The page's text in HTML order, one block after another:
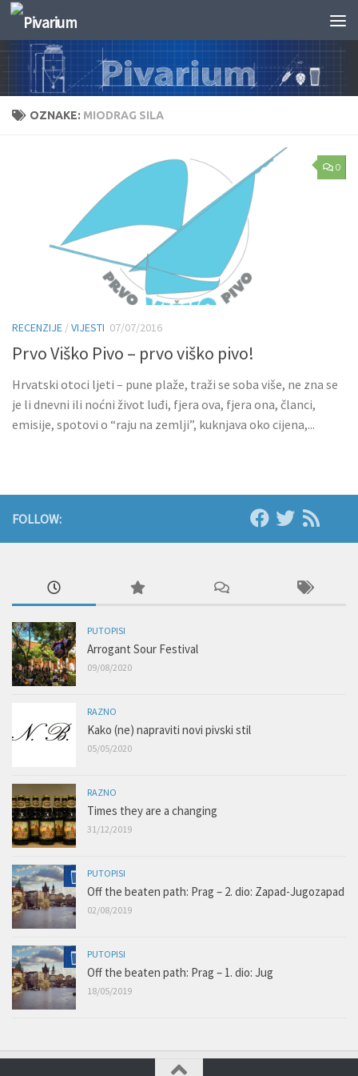
Skip to content
OZNAKE: MIODRAG SILA
0
RECENZIJE /VIJESTI 07/07/2016
Prvo Viško Pivo – prvo viško pivo!
Hrvatski otoci ljeti – pune plaže, traži se soba više, ne zna se
je li dnevni ili noćni život luđi, fjera ova, fjera ona, članci,
emisije, spotovi o “raju na zemlji”, kuknjava oko cijena,...
FOLLOW:
PUTOPISI
Arrogant Sour Festival
09/08/2020
RAZNO
Kako (ne) napraviti novi pivski stil
05/05/2020
RAZNO
Times they are a changing
31/12/2019
PUTOPISI
Off the beaten path: Prag – 2. dio: Zapad-Jugozapad
02/08/2019
PUTOPISI
Off the beaten path: Prag – 1. dio: Jug
18/05/2019